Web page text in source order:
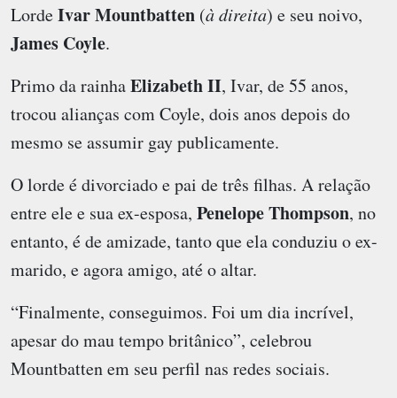
LordeIvar Mountbatten (à direita) e seu noivo,
James Coyle.
Primo da rainhaElizabeth II, Ivar, de 55 anos,
trocou alianças com Coyle, dois anos depois do
mesmo se assumir gay publicamente.
O lorde é divorciado e pai de três filhas. A relação
entre ele e sua ex-esposa, Penelope Thompson, no
entanto, é de amizade, tanto que ela conduziu o ex-
marido, e agora amigo, até o altar.
“Finalmente, conseguimos. Foi um dia incrível,
apesar do mau tempo britânico”, celebrou
Mountbatten em seu perfil nas redes sociais.